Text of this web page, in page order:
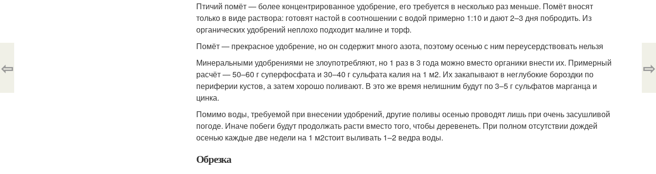
Птичий помёт — более концентрированное удобрение, его требуется в несколько раз меньше. Помёт вносят
только в виде раствора: готовят настой в соотношении с водой примерно 1:10 и дают 2–3 дня побродить. Из
органических удобрений неплохо подходит малине и торф.
Помёт — прекрасное удобрение, но он содержит много азота, поэтому осенью с ним переусердствовать нельзя
Минеральными удобрениями не злоупотребляют, но 1 раз в 3 года можно вместо органики внести их. Примерный
расчёт — 50–60 г суперфосфата и 30–40 г сульфата калия на 1 м2. Их закапывают в неглубокие бороздки по
периферии кустов, а затем хорошо поливают. В это же время нелишним будут по 3–5 г сульфатов марганца и
цинка.
Помимо воды, требуемой при внесении удобрений, другие поливы осенью проводят лишь при очень засушливой
погоде. Иначе побеги будут продолжать расти вместо того, чтобы деревенеть. При полном отсутствии дождей
осенью каждые две недели на 1 м2стоит выливать 1–2 ведра воды.
Обрезка
⇦ ⇨